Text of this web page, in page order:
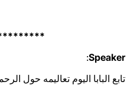
Speaker
:
تابع البابا اليوم تعاليمه حول